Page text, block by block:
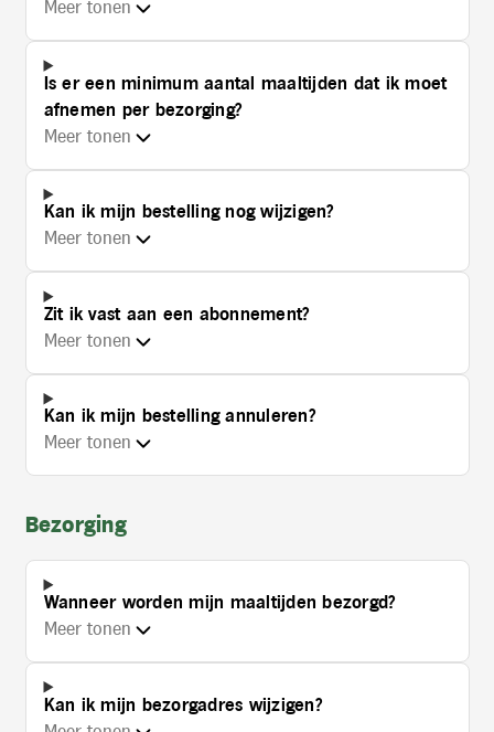
Meer tonen
Is er een minimum aantal maaltijden dat ik moet
afnemen per bezorging?
Meer tonen
Kan ik mijn bestelling nog wijzigen?
Meer tonen
Zit ik vast aan een abonnement?
Meer tonen
Kan ik mijn bestelling annuleren?
Meer tonen
Bezorging
Wanneer worden mijn maaltijden bezorgd?
Meer tonen
Kan ik mijn bezorgadres wijzigen?